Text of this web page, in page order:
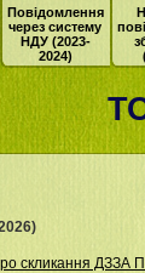
Повідомлення
через систему
НДУ (2023-
2024)
скликання